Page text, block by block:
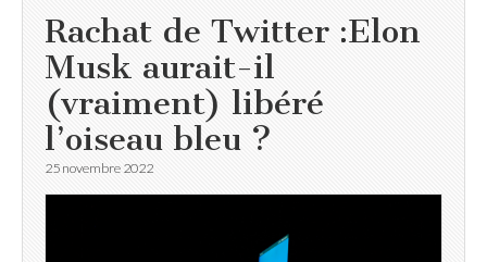
Rachat de Twitter :Elon
Musk aurait-il
(vraiment) libéré
l’oiseau bleu ?
25 novembre 2022